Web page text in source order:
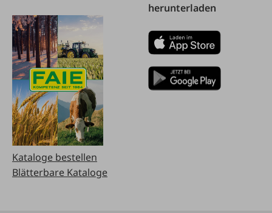
Kataloge bestellen
Blätterbare Kataloge
herunterladen